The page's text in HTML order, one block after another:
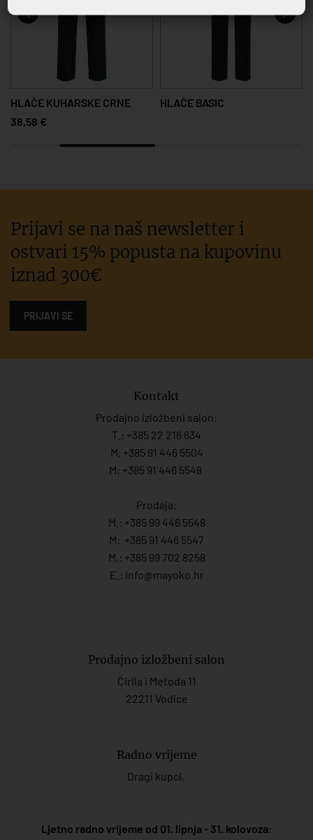
HLAČE KUHARSKE CRNE
38,58 €
HLAČE BASIC
Prijavi se na naš newsletter i
ostvari 15% popusta na kupovinu
iznad 300€
PRIJAVI SE
Kontakt
Prodajno izložbeni salon:
T.: +385 22 216 634
M. +385 91 446 5504
M: +385 91 446 5548
Prodaja:
M.: +385 99 446 5548
M: +385 91 446 5547
M.: +385 99 702 8258
E.: info@mayoko. hr
Prodajno izložbeni salon
Ćirila i Metoda 11
22211 Vodice
Radno vrijeme
Dragi kupci,
Ljetno radno vrijeme od 01. lipnja - 31. kolovoza: